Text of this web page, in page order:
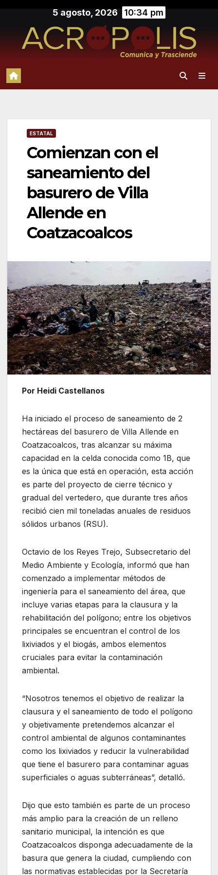
contenido
5 agosto, 2026 10:34 pm
ESTATAL
Comienzan con el
saneamiento del
basurero de Villa
Allende en
Coatzacoalcos
Por Heidi Castellanos
Ha iniciado el proceso de saneamiento de 2
hectáreas del basurero de Villa Allende en
Coatzacoalcos, tras alcanzar su máxima
capacidad en la celda conocida como 1B, que
es la única que está en operación, esta acción
es parte del proyecto de cierre técnico y
gradual del vertedero, que durante tres años
recibió cien mil toneladas anuales de residuos
sólidos urbanos (RSU).
Octavio de los Reyes Trejo, Subsecretario del
Medio Ambiente y Ecología, informó que han
comenzado a implementar métodos de
ingeniería para el saneamiento del área, que
incluye varias etapas para la clausura y la
rehabilitación del polígono; entre los objetivos
principales se encuentran el control de los
lixiviados y el biogás, ambos elementos
cruciales para evitar la contaminación
ambiental.
“Nosotros tenemos el objetivo de realizar la
clausura y el saneamiento de todo el polígono
y objetivamente pretendemos alcanzar el
control ambiental de algunos contaminantes
como los lixiviados y reducir la vulnerabilidad
que tiene el basurero para contaminar aguas
superficiales o aguas subterráneas”, detalló.
Dijo que esto también es parte de un proceso
más amplio para la creación de un relleno
sanitario municipal, la intención es que
Coatzacoalcos disponga adecuadamente de la
basura que genera la ciudad, cumpliendo con
las normativas establecidas por la Secretaría